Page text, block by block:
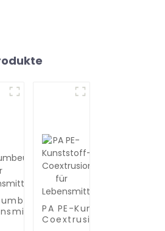
zur
PA PE-Kunststoff-
Coextrusionsfolie für